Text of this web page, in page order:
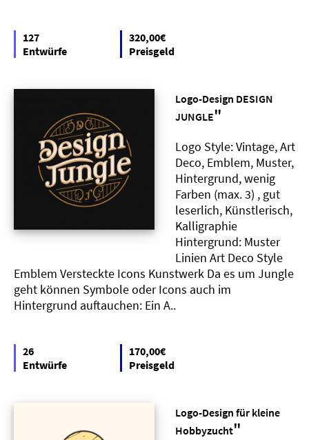
127
Entwürfe
320,00€
Preisgeld
Logo-Design DESIGN
JUNGLE"
Logo Style: Vintage, Art
Deco, Emblem, Muster,
Hintergrund, wenig
Farben (max. 3) , gut
leserlich, Künstlerisch,
Kalligraphie
Hintergrund: Muster
Linien Art Deco Style
Emblem Versteckte Icons Kunstwerk Da es um Jungle
geht können Symbole oder Icons auch im
Hintergrund auftauchen: Ein A..
26
Entwürfe
170,00€
Preisgeld
Logo-Design für kleine
Hobbyzucht"